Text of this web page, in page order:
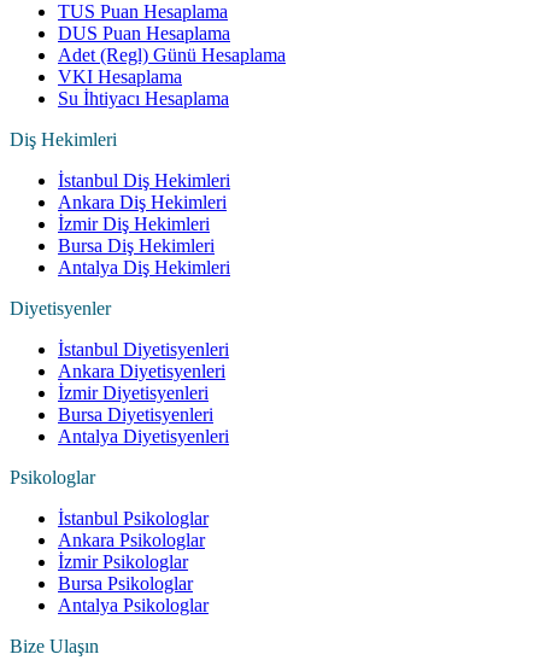
TUS Puan Hesaplama
DUS Puan Hesaplama
Adet (Regl) Günü Hesaplama
VKI Hesaplama
Su İhtiyacı Hesaplama
Diş Hekimleri
İstanbul Diş Hekimleri
Ankara Diş Hekimleri
İzmir Diş Hekimleri
Bursa Diş Hekimleri
Antalya Diş Hekimleri
Diyetisyenler
İstanbul Diyetisyenleri
Ankara Diyetisyenleri
İzmir Diyetisyenleri
Bursa Diyetisyenleri
Antalya Diyetisyenleri
Psikologlar
İstanbul Psikologlar
Ankara Psikologlar
İzmir Psikologlar
Bursa Psikologlar
Antalya Psikologlar
Bize Ulaşın